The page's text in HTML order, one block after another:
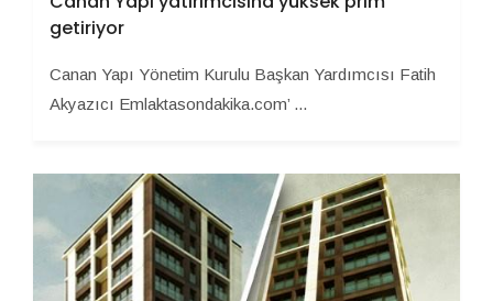
getiriyor
Canan Yapı Yönetim Kurulu Başkan Yardımcısı Fatih
Akyazıcı Emlaktasondakika.com’ ...